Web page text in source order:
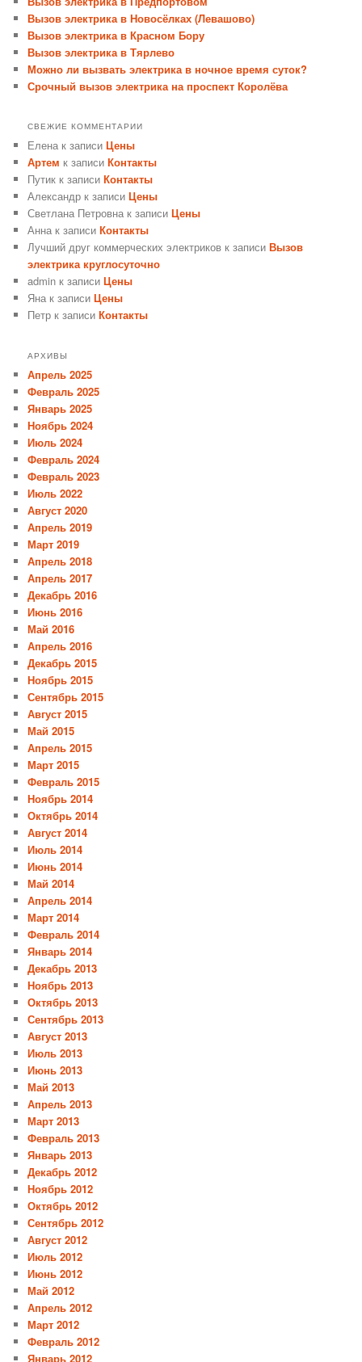
Вызов электрика в Новосёлках (Левашово)
Вызов электрика в Красном Бору
Вызов электрика в Тярлево
Можно ли вызвать электрика в ночное время суток?
Срочный вызов электрика на проспект Королёва
СВЕЖИЕ КОММЕНТАРИИ
Елена к записиЦены
Артем к записиКонтакты
Путик к записиКонтакты
Александр к записиЦены
Светлана Петровна к записиЦены
Анна к записиКонтакты
Лучший друг коммерческих электриков к записиВызов
электрика круглосуточно
admin к записиЦены
Яна к записиЦены
Петр к записиКонтакты
АРХИВЫ
Апрель 2025
Февраль 2025
Январь 2025
Ноябрь 2024
Июль 2024
Февраль 2024
Февраль 2023
Июль 2022
Август 2020
Апрель 2019
Март 2019
Апрель 2018
Апрель 2017
Декабрь 2016
Июнь 2016
Май 2016
Апрель 2016
Декабрь 2015
Ноябрь 2015
Сентябрь 2015
Август 2015
Май 2015
Апрель 2015
Март 2015
Февраль 2015
Ноябрь 2014
Октябрь 2014
Август 2014
Июль 2014
Июнь 2014
Май 2014
Апрель 2014
Март 2014
Февраль 2014
Январь 2014
Декабрь 2013
Ноябрь 2013
Октябрь 2013
Сентябрь 2013
Август 2013
Июль 2013
Июнь 2013
Май 2013
Апрель 2013
Март 2013
Февраль 2013
Январь 2013
Декабрь 2012
Ноябрь 2012
Октябрь 2012
Сентябрь 2012
Август 2012
Июль 2012
Июнь 2012
Май 2012
Апрель 2012
Март 2012
Февраль 2012
Январь 2012